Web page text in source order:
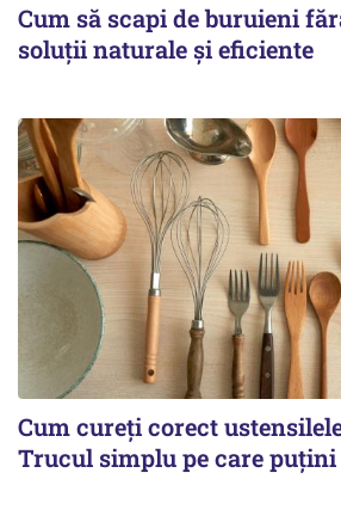
Cum să scapi de buruieni
soluții naturale și eficiente
Cum cureți corect
Trucul simplu pe care